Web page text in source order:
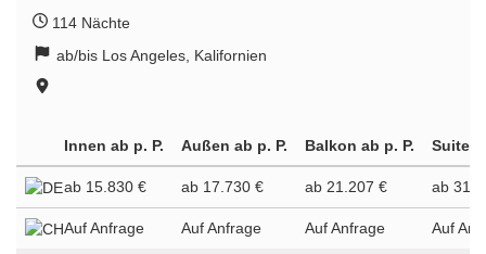
114 Nächte
ab/bis Los Angeles, Kalifornien
Innen ab p. P. Außen ab p. P. Balkon ab p. P. Suite
ab 15.830 € ab 17.730 € ab 21.207 € ab
Auf Anfrage Auf Anfrage Auf Anfrage Auf